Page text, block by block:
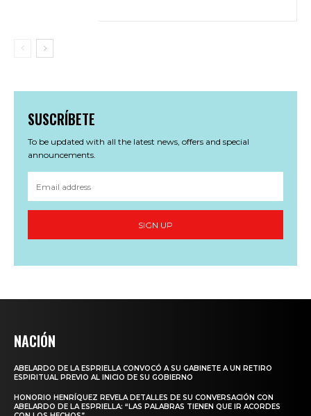
SUSCRÍBETE
To be updated with all the latest news, offers and special
announcements.
SIGN UP
NACIÓN
ABELARDO DE LA ESPRIELLA CONVOCÓ A SU GABINETE A UN RETIRO
ESPIRITUAL PREVIO AL INICIO DE SU GOBIERNO
HONORIO HENRÍQUEZ REVELA DETALLES DE SU CONVERSACIÓN CON
ABELARDO DE LA ESPRIELLA: “LAS PALABRAS TIENEN QUE IR ACORDES